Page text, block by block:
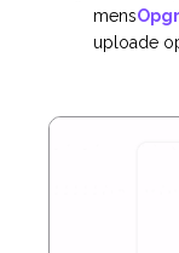
mens
uploade